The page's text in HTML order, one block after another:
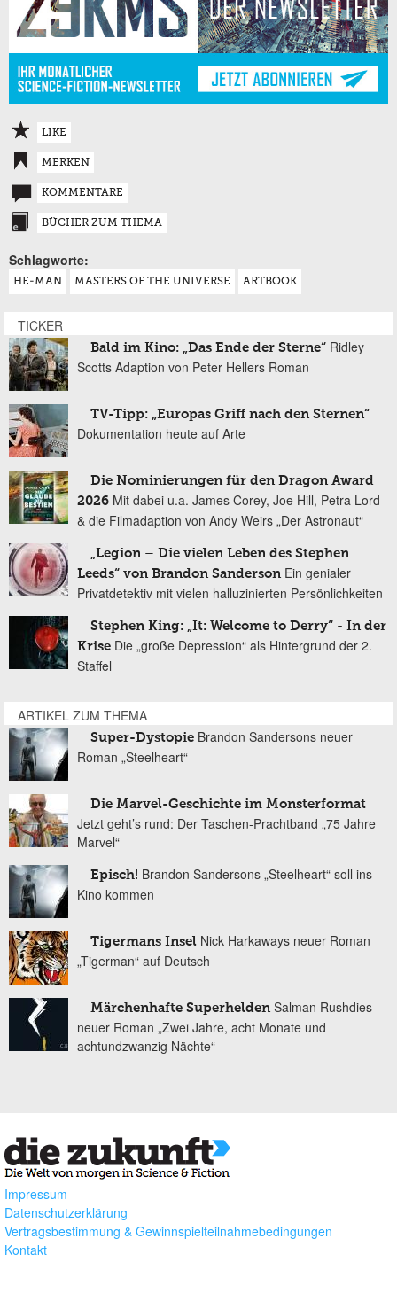
LIKE
MERKEN
KOMMENTARE
BÜCHER ZUM THEMA
Schlagworte:
HE-MAN MASTERS OF THE UNIVERSE ARTBOOK
TICKER
Bald im Kino: „Das Ende der Sterne“ Ridley
Scotts Adaption von Peter Hellers Roman
TV-Tipp: „Europas Griff nach den Sternen“
Dokumentation heute auf Arte
Die Nominierungen für den Dragon Award
2026 Mit dabei u.a. James Corey, Joe Hill, Petra Lord
& die Filmadaption von Andy Weirs „Der Astronaut“
„Legion – Die vielen Leben des Stephen
Leeds“ von Brandon Sanderson Ein genialer
Privatdetektiv mit vielen halluzinierten Persönlichkeiten
Stephen King: „It: Welcome to Derry“ - In der
Krise Die „große Depression“ als Hintergrund der 2.
Staffel
ARTIKEL ZUM THEMA
Super-Dystopie Brandon Sandersons neuer
Roman „Steelheart“
Die Marvel-Geschichte im Monsterformat
Jetzt geht’s rund: Der Taschen-Prachtband „75 Jahre
Marvel“
Episch! Brandon Sandersons „Steelheart“ soll ins
Kino kommen
Tigermans Insel Nick Harkaways neuer Roman
„Tigerman“ auf Deutsch
Märchenhafte Superhelden Salman Rushdies
neuer Roman „Zwei Jahre, acht Monate und
achtundzwanzig Nächte“
Impressum
Datenschutzerklärung
Vertragsbestimmung & Gewinnspielteilnahmebedingungen
Kontakt